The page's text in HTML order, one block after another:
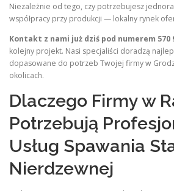
Niezależnie od tego, czy potrzebujesz
współpracy przy produkcji — lokalny rynek
Kontakt z nami już dziś pod numerem 570
kolejny projekt. Nasi specjaliści doradzą
dopasowane do potrzeb Twojej firmy w
okolicach.
Dlaczego Firmy w
Potrzebują
Usług Spawania
Nierdzewnej